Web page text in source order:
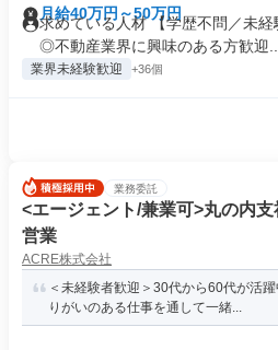
月給40万円～50万円
求めている人材 【学歴不問／未
◎不動産業界に興味のある方歓迎...
業界未経験歓迎 +36個
業務委託
<エージェント/兼業可>丸の内
営業
ACRE株式会社
＜未経験者歓迎＞30代から60代が活
りがいのある仕事を通して一緒...